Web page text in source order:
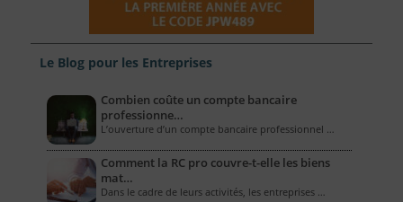
Le Blog pour les Entreprises
Combien coûte un compte bancaire
professionne…
L’ouverture d’un compte bancaire professionnel …
Comment la RC pro couvre-t-elle les biens
mat…
Dans le cadre de leurs activités, les entreprises …